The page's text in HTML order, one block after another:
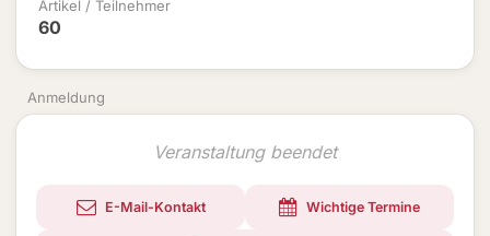
Anmeldung
Artikel / Teilnehmer
60
Veranstaltung beendet
E-Mail-Kontakt Wichtige Termine